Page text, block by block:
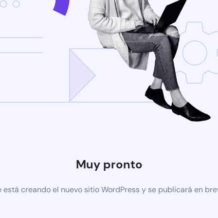
Muy pronto
está creando el nuevo sitio WordPress y se publicará en